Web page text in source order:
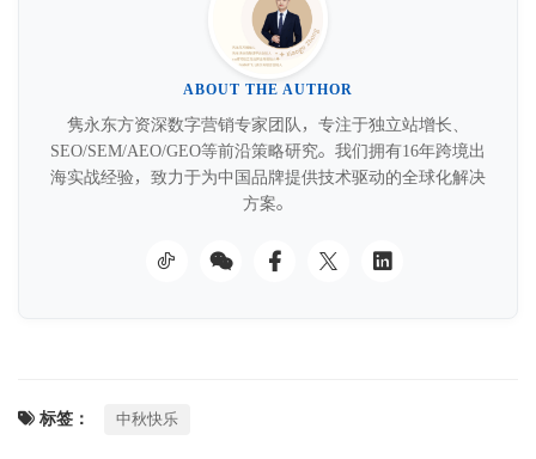
ABOUT THE AUTHOR
隽永东方资深数字营销专家团队，专注于独立站增长、
SEO/SEM/AEO/GEO等前沿策略研究。我们拥有16年跨境出
海实战经验，致力于为中国品牌提供技术驱动的全球化解决
方案。
标签： 中秋快乐